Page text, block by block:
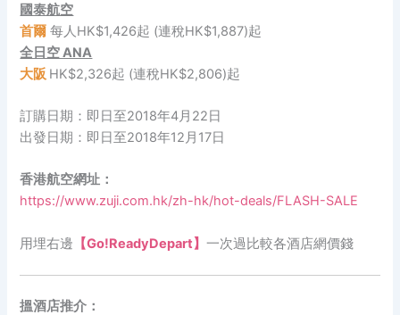
國泰航空
首爾 每人HK$1,426起 (連稅HK$1,887)起
全日空 ANA
大阪 HK$2,326起 (連稅HK$2,806)起
訂購日期：即日至2018年4月22日
出發日期：即日至2018年12月17日
香港航空網址：
https://www.zuji.com.hk/zh-hk/hot-deals/FLASH-SALE
用埋右邊 【Go!ReadyDepart】一次過比較各酒店網價錢
搵酒店推介：